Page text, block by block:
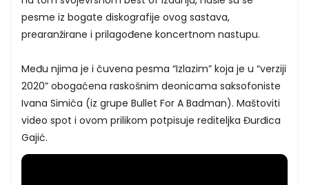
pesme iz bogate diskografije ovog sastava,
prearanžirane i prilagođene koncertnom nastupu.
Među njima je i čuvena pesma “Izlazim” koja je u “verziji
2020” obogaćena raskošnim deonicama saksofoniste
Ivana Simića (iz grupe Bullet For A Badman). Maštoviti
video spot i ovom prilikom potpisuje rediteljka Đurđica
Gajić.